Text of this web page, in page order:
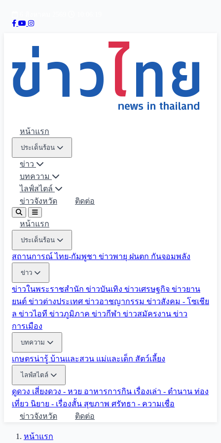
หน้าแรก
ประเด็นร้อน
ข่าว
บทความ
ไลฟ์สไตล์
ข่าวจังหวัด
ติดต่อ
หน้าแรก
ประเด็นร้อน
สถานการณ์ ไทย-กัมพูชา ข่าวพายุ ฝนตก กันจอมพลัง
ข่าว
ข่าวในพระราชสำนัก ข่าวบันเทิง ข่าวเศรษฐกิจ ข่าวยาน
ยนต์ ข่าวต่างประเทศ ข่าวอาชญากรรม ข่าวสังคม - โซเชีย
ล ข่าวไอที ข่าวภูมิภาค ข่าวกีฬา ข่าวสมัครงาน ข่าว
การเมือง
บทความ
เกษตรน่ารู้ บ้านและสวน แม่และเด็ก สัตว์เลี้ยง
ไลฟ์สไตล์
ดูดวง เสี่ยงดวง - หวย อาหารการกิน เรื่องเล่า - ตำนาน ท่อง
เที่ยว นิยาย - เรื่องสั้น สุขภาพ ศรัทธา - ความเชื่อ
ข่าวจังหวัด
ติดต่อ
หน้าแรก